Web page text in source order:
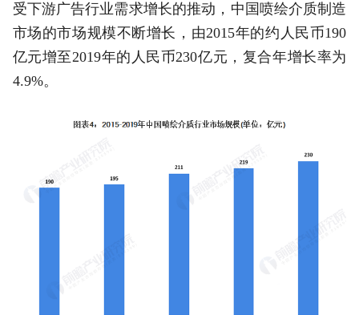
受下游广告行业需求增长的推动，中国喷绘介质制造
市场的市场规模不断增长，由2015年的约人民币190
亿元增至2019年的人民币230亿元，复合年增长率为
4.9%。